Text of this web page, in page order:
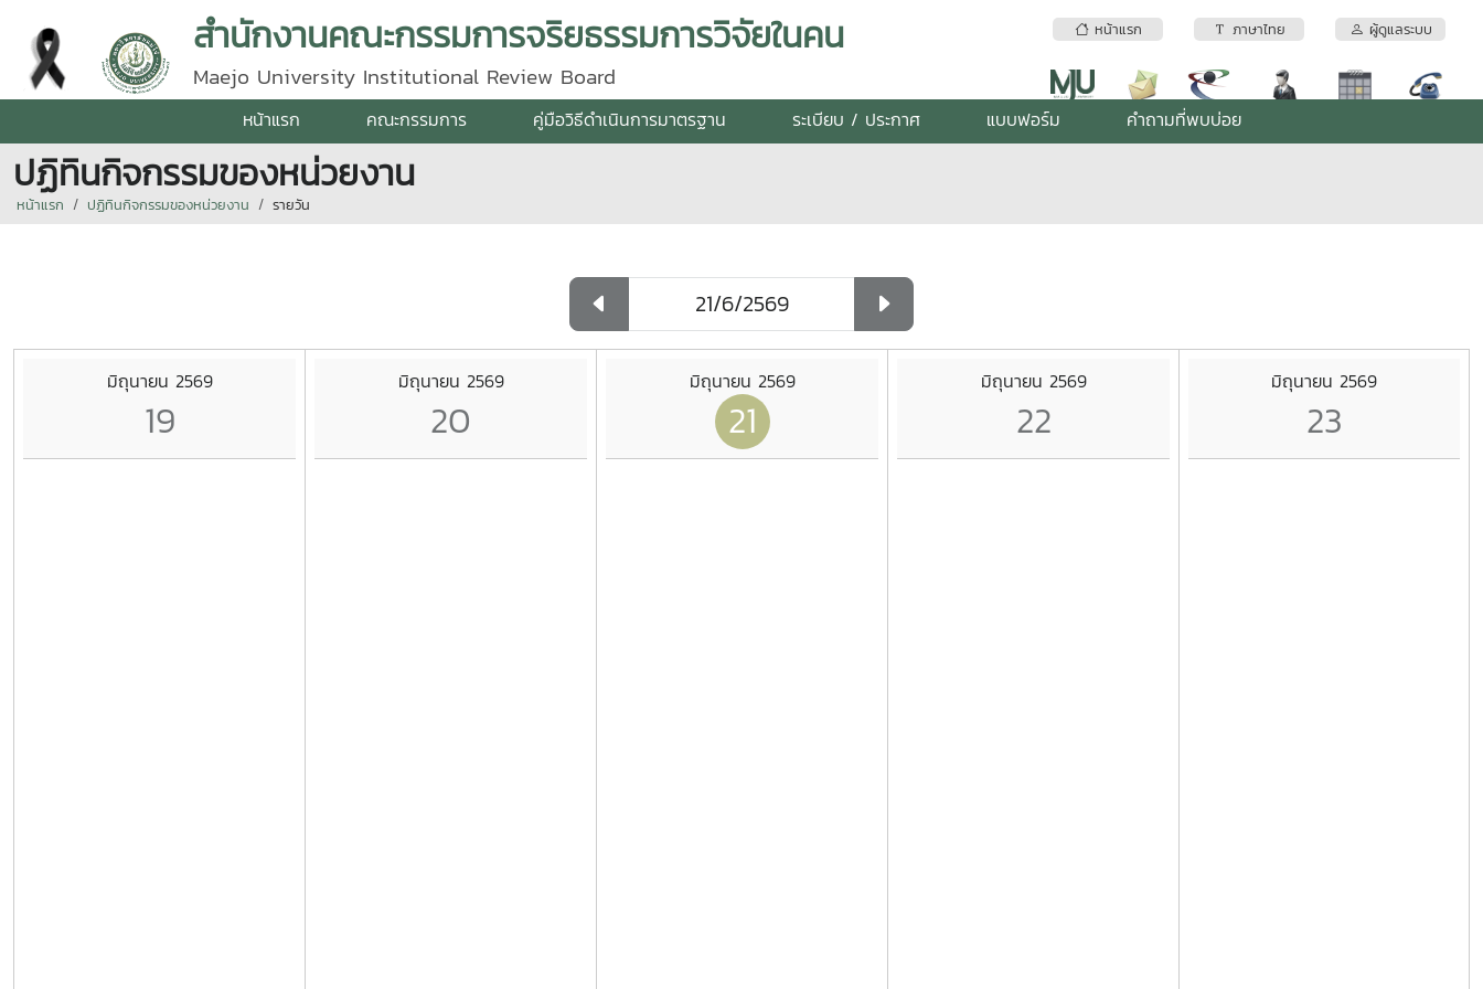
หน้าแรก ภาษาไทย ผู้ดูแลระบบ
สำนักงานคณะกรรมการจริยธรรมการวิจัยในคน
Maejo University Institutional Review Board
หน้าแรก คณะกรรมการ คู่มือวิธีดำเนินการมาตรฐาน ระเบียบ / ประกาศ แบบฟอร์ม คำถามที่พบบ่อย
ปฏิทินกิจกรรมของหน่วยงาน
หน้าแรก ปฏิทินกิจกรรมของหน่วยงาน รายวัน
มิถุนายน 2569
19
มิถุนายน 2569
20
มิถุนายน 2569
21
มิถุนายน 2569
22
มิถุนายน 2569
23